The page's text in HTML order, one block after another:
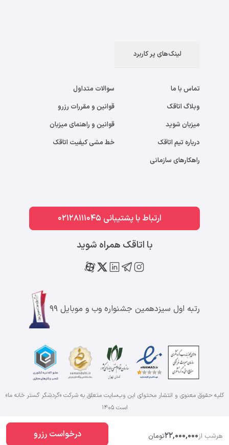
هرشب از22,000,000تومان درخواست رزرو
لینک‌های پر کاربرد
تماس با ما
وبلاگ اتاقک
میزبان شوید
درباره تیم اتاقک
راهکارهای سازمانی
سوالات متداول
قوانین و مقررات رزرو
قوانین و راهنمای میزبان
خط مشی کیفیت اتاقک
ارتباط با پشتیبانی 02128111045
با اتاقک همراه شوید
رتبه اول سیزدهمین جشنواره وب و موبایل ۹۹
کلیه حقوق معنوی و انتشار محتوای این وب‌سایت متعلق به شرکت «گردشگر گستر خانه ما»
است۱۴۰۵